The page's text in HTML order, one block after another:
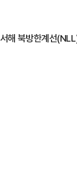
해 북방한계선